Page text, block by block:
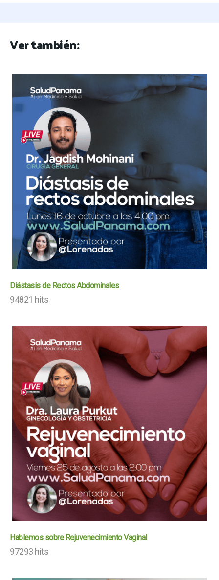
Ver también:
Diástasis de Rectos Abdominales
94821 hits
Hablemos sobre Rejuvenecimiento Vaginal
97293 hits